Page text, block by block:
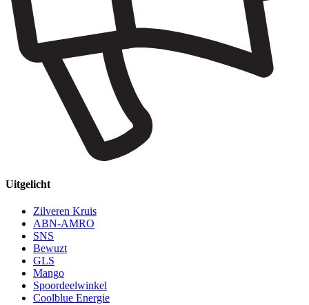
Uitgelicht
Zilveren Kruis
ABN-AMRO
SNS
Bewuzt
GLS
Mango
Spoordeelwinkel
Coolblue Energie